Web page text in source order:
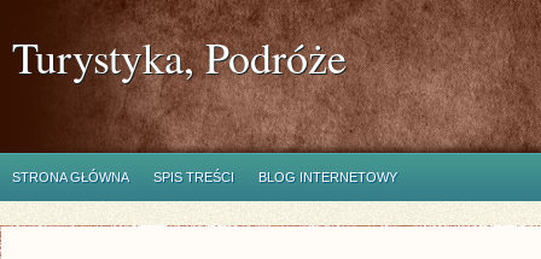
Turystyka, Podróże
STRONA GŁÓWNA SPIS TREŚCI BLOG INTERNETOWY